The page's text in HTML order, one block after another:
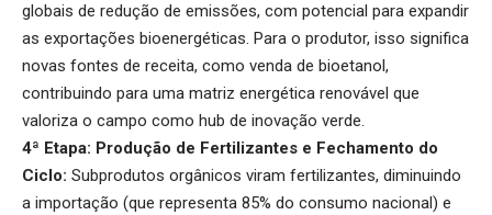
globais de redução de emissões, com potencial para expandir
as exportações bioenergéticas. Para o produtor, isso significa
novas fontes de receita, como venda de bioetanol,
contribuindo para uma matriz energética renovável que
valoriza o campo como hub de inovação verde.
4ª Etapa: Produção de Fertilizantes e Fechamento do
Ciclo: Subprodutos orgânicos viram fertilizantes, diminuindo
a importação (que representa 85% do consumo nacional) e